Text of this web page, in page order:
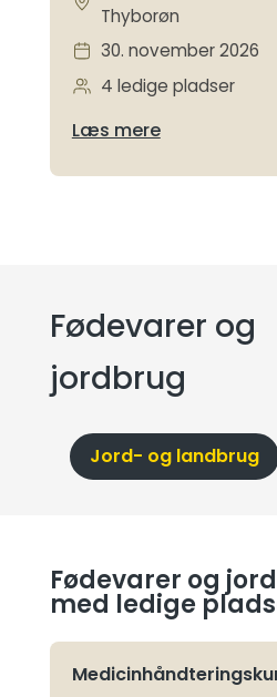
Thyborøn
30. november 2026
4 ledige pladser
Læs mere
Fødevarer og
jordbrug
Jord- og landbrug
Fødevarer og
med ledige